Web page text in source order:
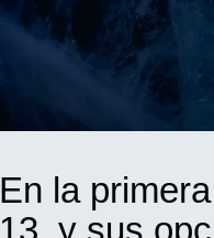
En la
13, y sus